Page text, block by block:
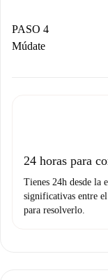
contacto con el
Si es
Prueba
PASO 4
Múdate
no nos
24 horas para
Tienes 24h desde la
significativas entre
para resolverlo.